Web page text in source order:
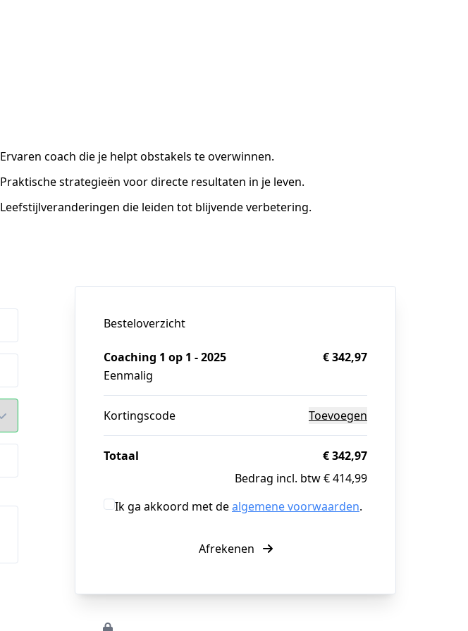
Ervaren coach die je helpt obstakels te overwinnen.
Praktische strategieën voor directe resultaten in je leven.
Leefstijlveranderingen die leiden tot blijvende verbetering.
Besteloverzicht
Coaching 1 op 1 - 2025
Eenmalig
€ 342,97
Kortingscode Toevoegen
Totaal
€ 342,97
Bedrag incl. btw € 414,99
Ik ga akkoord met dealgemene voorwaarden.
Afrekenen